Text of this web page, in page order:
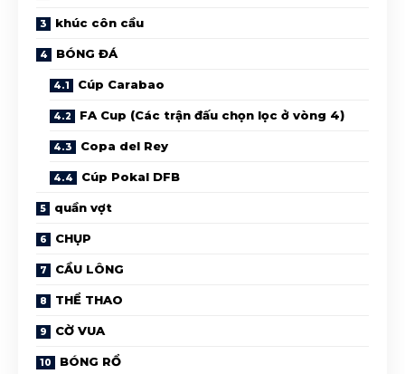
khúc côn cầu
BÓNG ĐÁ
Cúp Carabao
FA Cup (Các trận đấu chọn lọc ở vòng 4)
Copa del Rey
Cúp Pokal DFB
quần vợt
CHỤP
CẦU LÔNG
THỂ THAO
CỜ VUA
BÓNG RỔ